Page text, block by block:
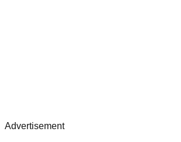
Advertisement